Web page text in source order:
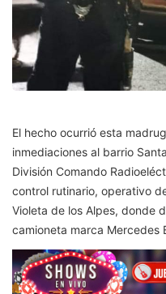
El hecho ocurrió esta
inmediaciones al barrio
División Comando
control rutinario, operativo
Violeta de los Alpes, donde
camioneta marca Mercedes